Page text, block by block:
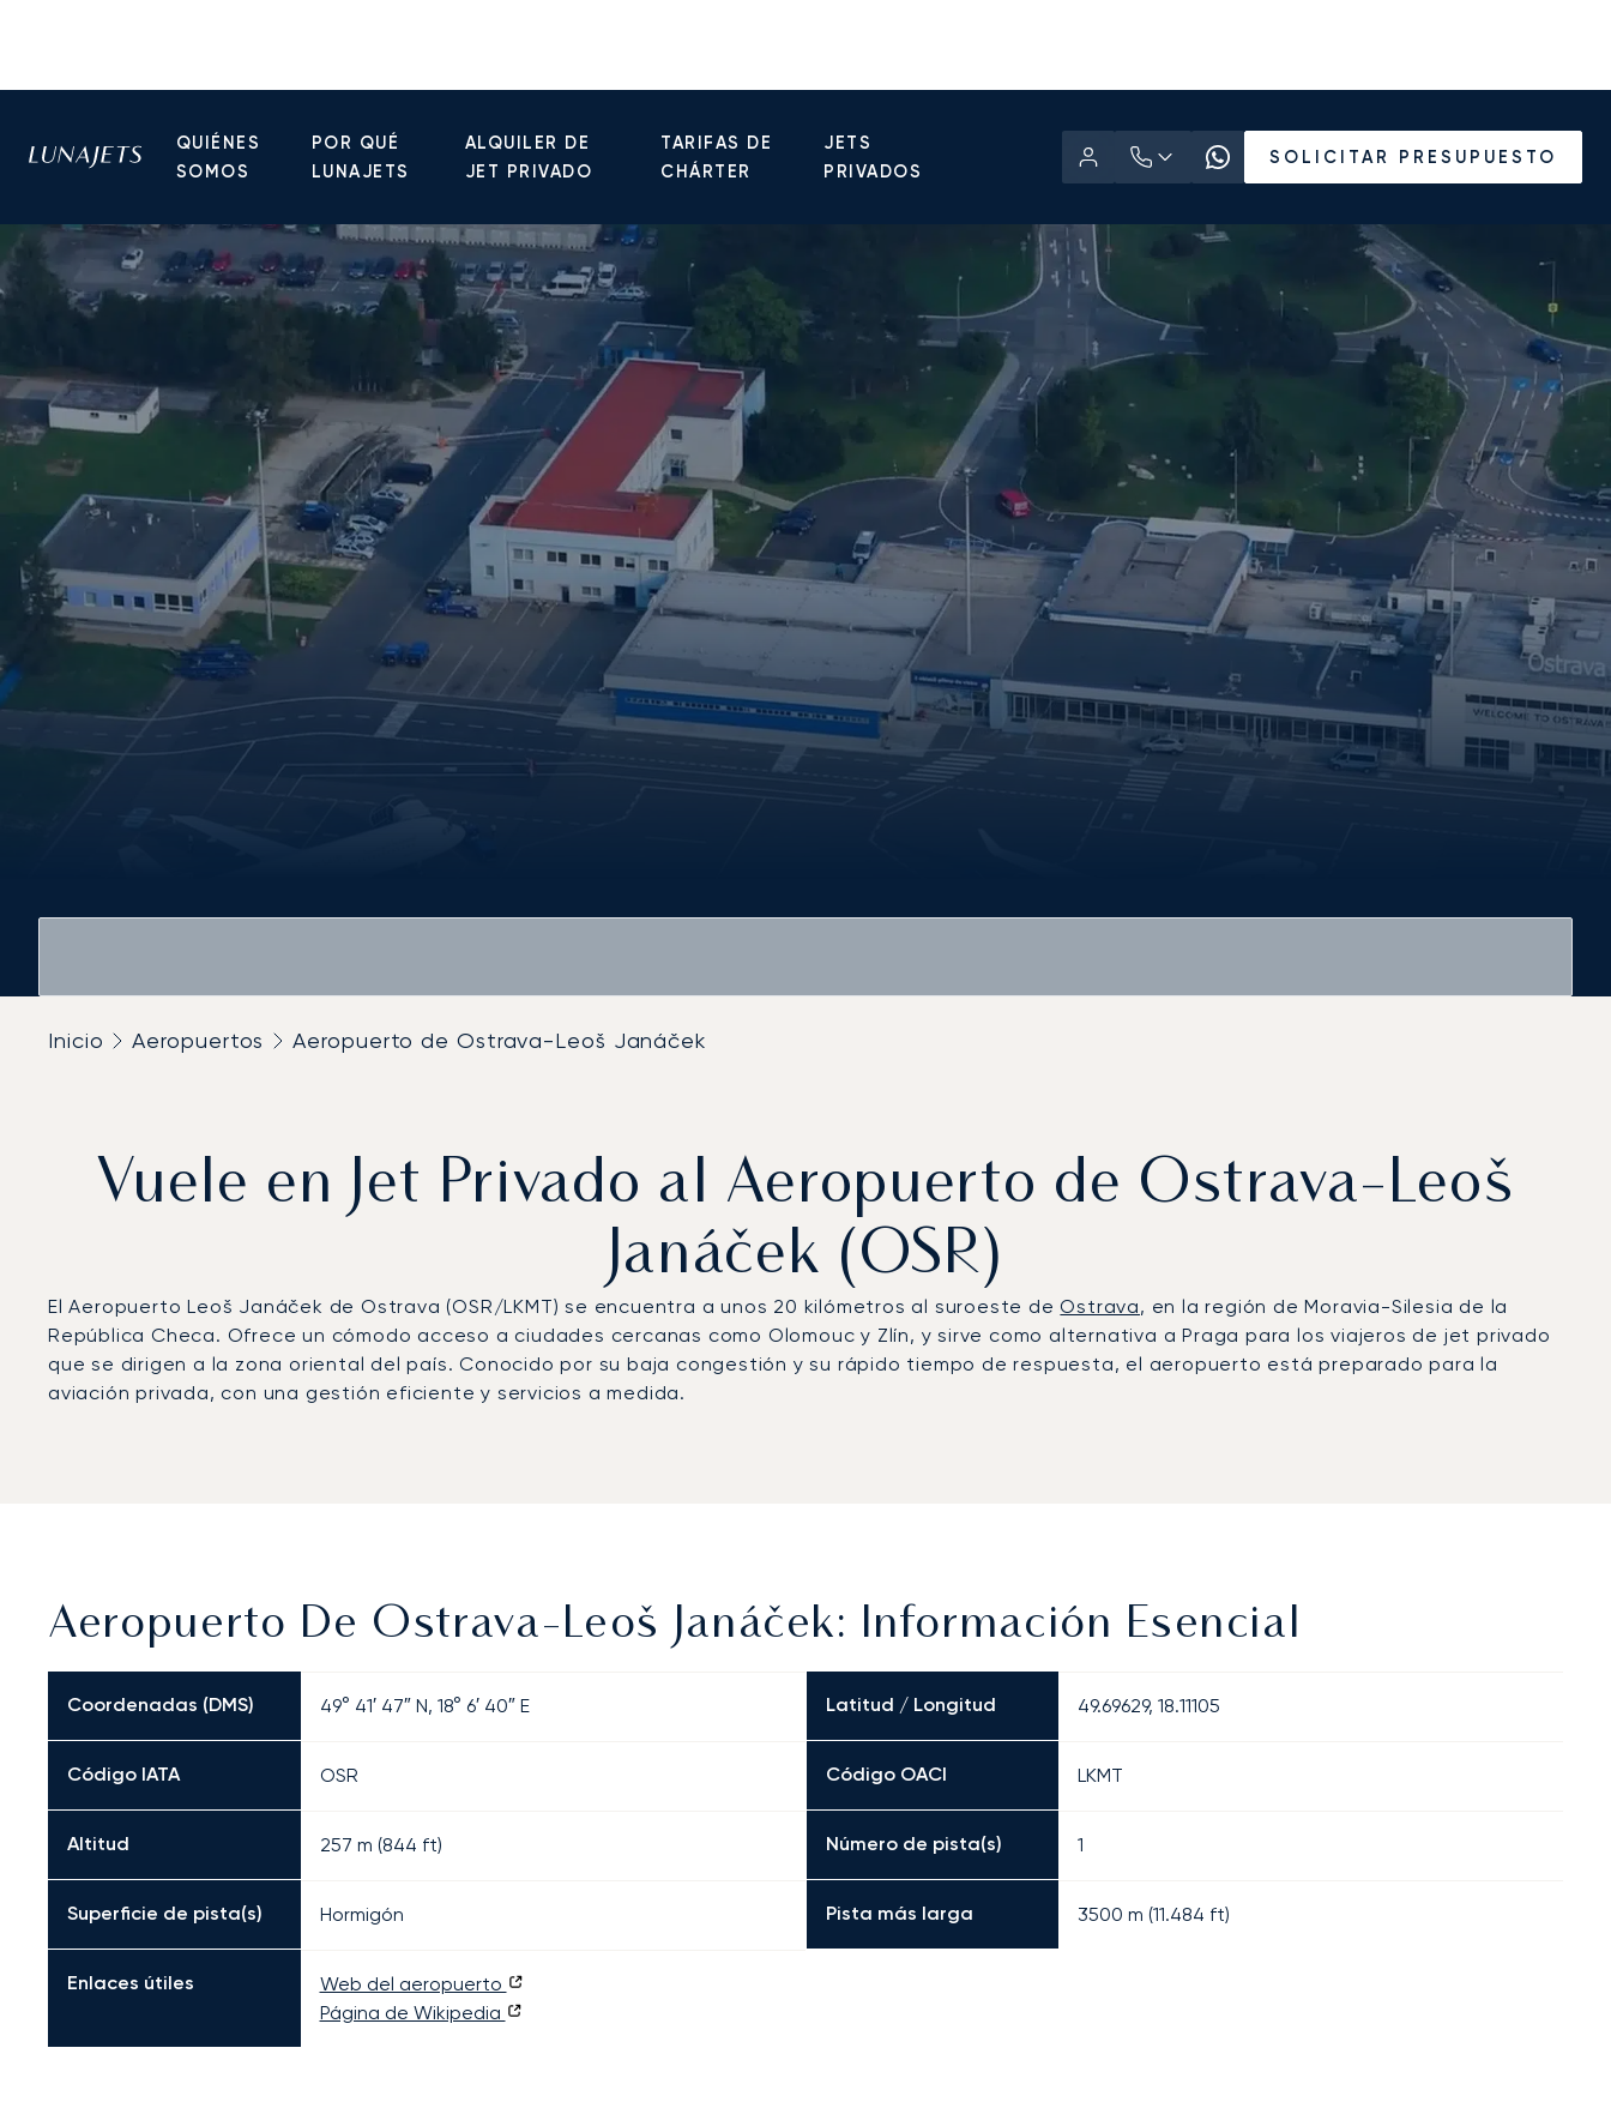
QUIÉNES
SOMOS
POR QUÉ
LUNAJETS
ALQUILER DE
JET PRIVADO
TARIFAS DE
CHÁRTER
JETS
PRIVADOS
SOLICITAR PRESUPUESTO
Inicio Aeropuertos Aeropuerto de Ostrava-Leoš Janáček
Vuele en Jet Privado al Aeropuerto de Ostrava-Leoš
Janáček (OSR)
El Aeropuerto Leoš Janáček de Ostrava (OSR/LKMT) se encuentra a unos 20 kilómetros al suroeste deOstrava, en la región de Moravia-Silesia de la
República Checa. Ofrece un cómodo acceso a ciudades cercanas como Olomouc y Zlín, y sirve como alternativa a Praga para los viajeros de jet privado
que se dirigen a la zona oriental del país. Conocido por su baja congestión y su rápido tiempo de respuesta, el aeropuerto está preparado para la
aviación privada, con una gestión eficiente y servicios a medida.
Aeropuerto De Ostrava-Leoš Janáček: Información Esencial
Coordenadas (DMS) 49° 41′ 47″ N, 18° 6′ 40″ E Latitud / Longitud 49.69629, 18.11105
Código IATA OSR Código OACI LKMT
Altitud 257 m (844 ft) Número de pista(s) 1
Superficie de pista(s) Hormigón Pista más larga 3500 m (11.484 ft)
Enlaces útiles
Web del aeropuerto
Página de Wikipedia